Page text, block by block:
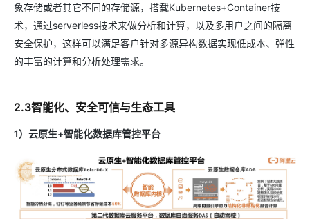
象存储或者其它不同的存储源，搭载Kubernetes+Container技
术，通过serverless技术来做分析和计算，以及多用户之间的隔离
安全保护，这样可以满足客户针对多源异构数据实现低成本、弹性
的丰富的计算和分析处理需求。
2.3智能化、安全可信与生态工具
1）云原生+智能化数据库管控平台